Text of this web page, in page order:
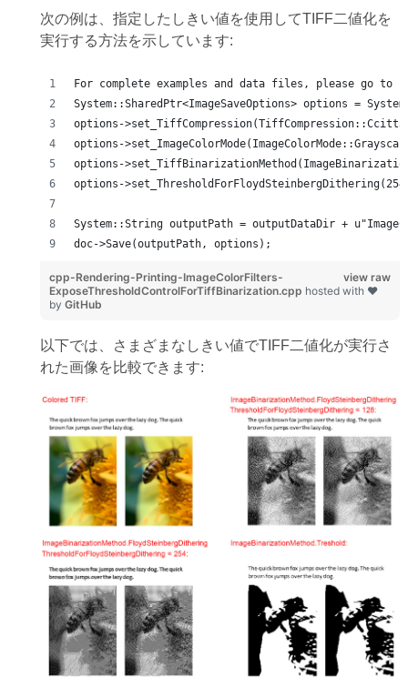
次の例は、指定したしきい値を使用してTIFF二値化を
実行する方法を示しています:
For complete examples and data files, please go to
System::SharedPtr<ImageSaveOptions> options =
options-
options-
options-
options-
System::String outputPath = outputDataDir +
doc->Save(outputPath, options);
view raw
cpp-Rendering-Printing-ImageColorFilters-
ExposeThresholdControlForTiffBinarization.cpp hosted with ❤
by GitHub
以下では、さまざまなしきい値でTIFF二値化が実行さ
れた画像を比較できます: